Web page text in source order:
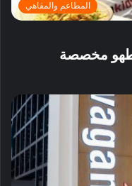
المطاعم والمقاهي
مخصصة